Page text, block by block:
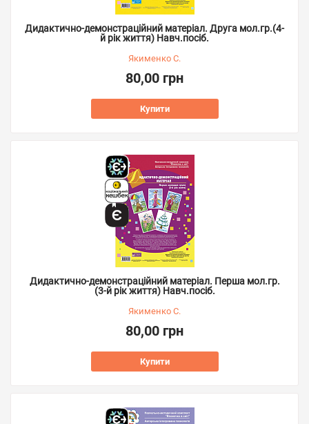
Дидактично-демонстраційний матеріал. Друга мол.гр.(4-
й рік життя) Навч.посіб.
Якименко С.
80,00 грн
Купити
Дидактично-демонстраційний матеріал. Перша мол.гр.
(3-й рік життя) Навч.посіб.
Якименко С.
80,00 грн
Купити